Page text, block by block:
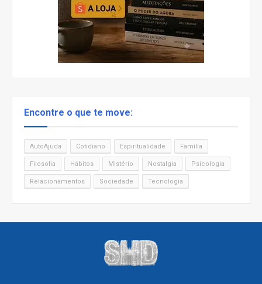
Encontre o que te move:
AutoAjuda Cotidiano Espiritualidade Família
Filosofia Hábitos Mistério Nostalgia Psicologia
Relacionamentos Sociedade Tecnologia